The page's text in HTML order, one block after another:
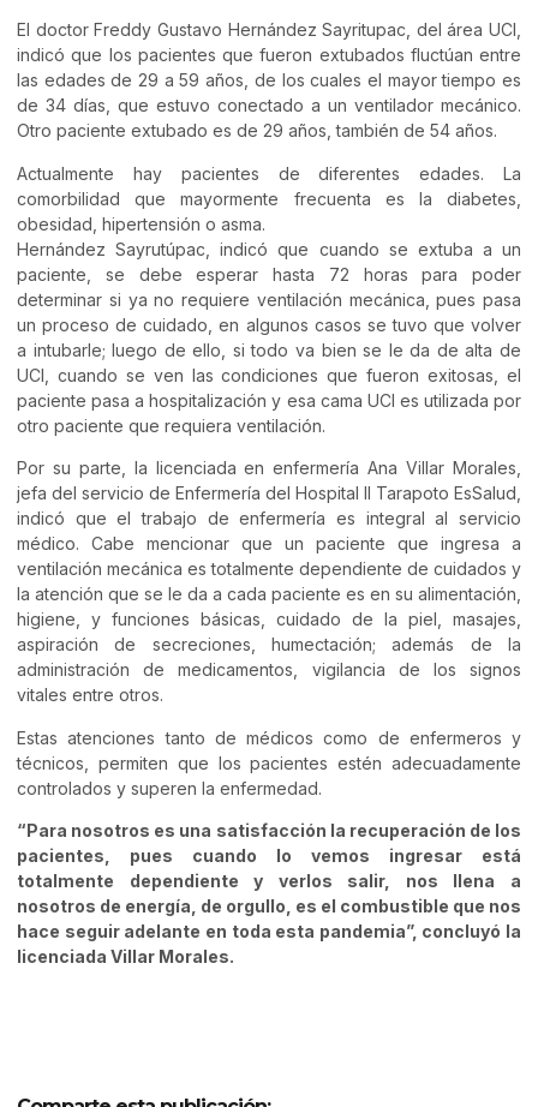
El doctor Freddy Gustavo Hernández Sayritupac, del área UCI,
indicó que los pacientes que fueron extubados fluctúan entre
las edades de 29 a 59 años, de los cuales el mayor tiempo es
de 34 días, que estuvo conectado a un ventilador mecánico.
Otro paciente extubado es de 29 años, también de 54 años.
Actualmente hay pacientes de diferentes edades. La
comorbilidad que mayormente frecuenta es la diabetes,
obesidad, hipertensión o asma.
Hernández Sayrutúpac, indicó que cuando se extuba a un
paciente, se debe esperar hasta 72 horas para poder
determinar si ya no requiere ventilación mecánica, pues pasa
un proceso de cuidado, en algunos casos se tuvo que volver
a intubarle; luego de ello, si todo va bien se le da de alta de
UCI, cuando se ven las condiciones que fueron exitosas, el
paciente pasa a hospitalización y esa cama UCI es utilizada por
otro paciente que requiera ventilación.
Por su parte, la licenciada en enfermería Ana Villar Morales,
jefa del servicio de Enfermería del Hospital II Tarapoto EsSalud,
indicó que el trabajo de enfermería es integral al servicio
médico. Cabe mencionar que un paciente que ingresa a
ventilación mecánica es totalmente dependiente de cuidados y
la atención que se le da a cada paciente es en su alimentación,
higiene, y funciones básicas, cuidado de la piel, masajes,
aspiración de secreciones, humectación; además de la
administración de medicamentos, vigilancia de los signos
vitales entre otros.
Estas atenciones tanto de médicos como de enfermeros y
técnicos, permiten que los pacientes estén adecuadamente
controlados y superen la enfermedad.
“Para nosotros es una satisfacción la recuperación de los
pacientes, pues cuando lo vemos ingresar está
totalmente dependiente y verlos salir, nos llena a
nosotros de energía, de orgullo, es el combustible que nos
hace seguir adelante en toda esta pandemia”, concluyó la
licenciada Villar Morales.